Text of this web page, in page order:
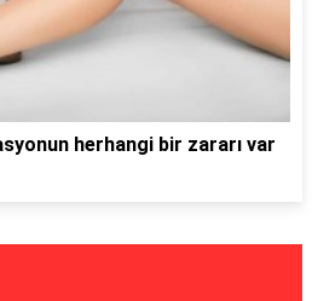
herhangi bir zararı var